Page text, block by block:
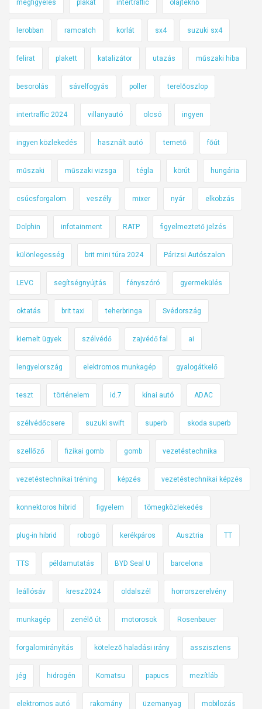
megfigyelés plakát intertraffic olajteknő
lerobban ramcatch korlát sx4 suzuki sx4
felirat plakett katalizátor utazás műszaki hiba
besorolás sávelfogyás poller terelőoszlop
intertraffic 2024 villanyautó olcsó ingyen
ingyen közlekedés használt autó temető főút
műszaki műszaki vizsga tégla körút hungária
csúcsforgalom veszély mixer nyár elkobzás
Dolphin infotainment RATP figyelmeztető jelzés
különlegesség brit mini túra 2024 Párizsi Autószalon
LEVC segítségnyújtás fényszóró gyermekülés
oktatás brit taxi teherbringa Svédország
kiemelt ügyek szélvédő zajvédő fal ai
lengyelország elektromos munkagép gyalogátkelő
teszt történelem id.7 kínai autó ADAC
szélvédőcsere suzuki swift superb skoda superb
szellőző fizikai gomb gomb vezetéstechnika
vezetéstechnikai tréning képzés vezetéstechnikai képzés
konnektoros hibrid figyelem tömegközlekedés
plug-in hibrid robogó kerékpáros Ausztria TT
TTS példamutatás BYD Seal U barcelona
leállósáv kresz2024 oldalszél horrorszerelvény
munkagép zenélő út motorosok Rosenbauer
forgalomirányítás kötelező haladási irány asszisztens
jég hidrogén Komatsu papucs mezítláb
elektromos autó rakomány üzemanyag mobilozás